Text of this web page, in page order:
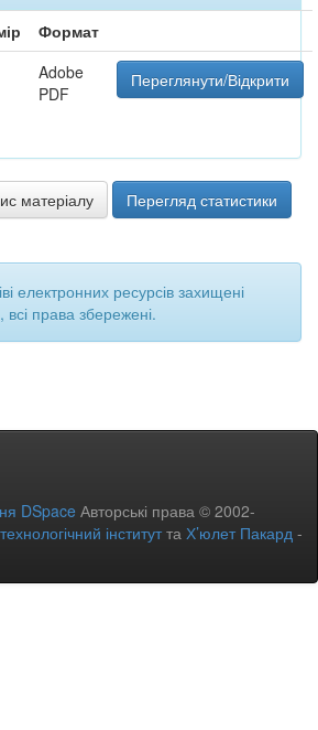
Формат
Adobe
PDF
Переглянути/Відкрити
матеріалу Перегляд статистики
електронних ресурсів захищені
права збережені.
DSpace Авторські права © 2002-
інститутта Х’юлет Пакард -